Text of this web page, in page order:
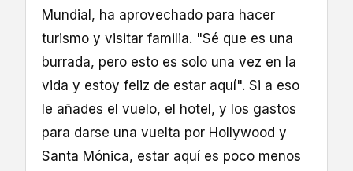
Mundial, ha aprovechado para hacer
turismo y visitar familia. "Sé que es una
burrada, pero esto es solo una vez en la
vida y estoy feliz de estar aquí". Si a eso
le añades el vuelo, el hotel, y los gastos
para darse una vuelta por Hollywood y
Santa Mónica, estar aquí es poco menos